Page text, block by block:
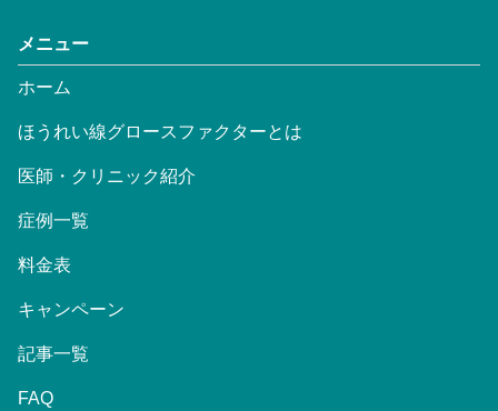
メニュー
ホーム
ほうれい線グロースファクターとは
医師・クリニック紹介
症例一覧
料金表
キャンペーン
記事一覧
FAQ